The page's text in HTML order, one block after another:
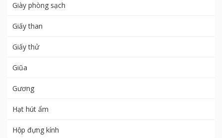
Giày phòng sạch
Giấy than
Giấy thử
Giũa
Gương
Hạt hút ẩm
Hộp đựng kính